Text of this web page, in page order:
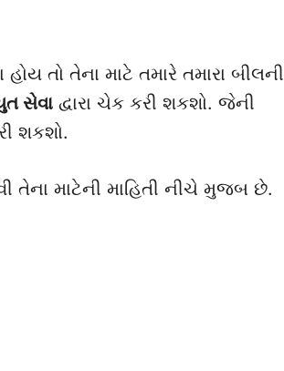
તો તેના માટે તમારે તમારા બીલની
સેવા દ્વારા ચેક કરી શકશો. જેની
શકશો.
તેના માટેની માહિતી નીચે મુજબ છે.